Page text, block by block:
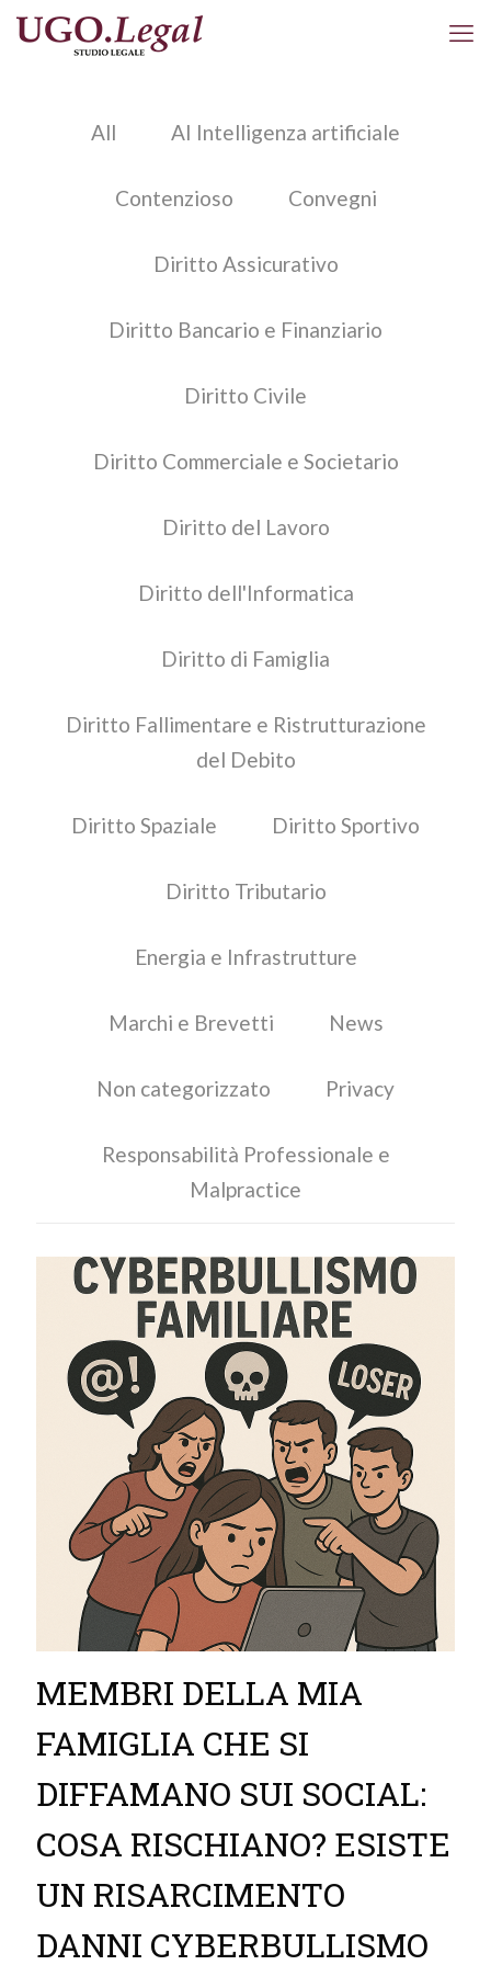
All AI Intelligenza artificiale
Contenzioso Convegni
Diritto Assicurativo
Diritto Bancario e Finanziario
Diritto Civile
Diritto Commerciale e Societario
Diritto del Lavoro
Diritto dell'Informatica
Diritto di Famiglia
Diritto Fallimentare e Ristrutturazione
del Debito
Diritto Spaziale Diritto Sportivo
Diritto Tributario
Energia e Infrastrutture
Marchi e Brevetti News
Non categorizzato Privacy
Responsabilità Professionale e
Malpractice
MEMBRI DELLA MIA
FAMIGLIA CHE SI
DIFFAMANO SUI SOCIAL:
COSA RISCHIANO? ESISTE
UN RISARCIMENTO
DANNI CYBERBULLISMO